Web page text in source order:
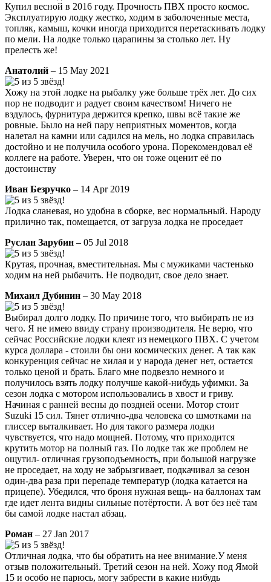
Купил весной в 2016 году. Прочность ПВХ просто космос.
Эксплуатирую лодку жестко, ходим в заболоченные места,
топляк, камыш, кочки иногда приходится перетаскивать лодку
по мели. На лодке только царапины за столько лет. Ну
прелесть же!
Анатолий – 15 May 2021
Хожу на этой лодке на рыбалку уже больше трёх лет. До сих
пор не подводит и радует своим качеством! Ничего не
вздулось, фурнитура держится крепко, швы всё такие же
ровные. Было на ней пару неприятных моментов, когда
налетал на камни или садился на мель, но лодка справилась
достойно и не получила особого урона. Порекомендовал её
коллеге на работе. Уверен, что он тоже оценит её по
достоинству
Иван Безручко – 14 Apr 2019
Лодка сланевая, но удобна в сборке, вес нормальный. Народу
прилично так, помещается, от загруза лодка не проседает
Руслан Зарубин – 05 Jul 2018
Крутая, прочная, вместительная. Мы с мужиками частенько
ходим на ней рыбачить. Не подводит, свое дело знает.
Михаил Дубинин – 30 May 2018
Выбирал долго лодку. По причине того, что выбирать не из
чего. Я не имею ввиду страну производителя. Не верю, что
сейчас Российские лодки клеят из немецкого ПВХ. С учетом
курса доллара - стоили бы они космических денег. А так как
конкуренция сейчас не хилая и у народа денег нет, остается
только ценой и брать. Благо мне подвезло немного и
получилось взять лодку получше какой-нибудь уфимки. За
сезон лодка с мотором использовались в хвост и гриву.
Начиная с ранней весны до поздней осени. Мотор стоит
Suzuki 15 сил. Тянет отлично-два человека со шмотками на
глиссер выталкивает. Но для такого размера лодки
чувствуется, что надо мощней. Потому, что приходится
крутить мотор на полный газ. По лодке так же проблем не
ощутил- отличная грузоподъемность, при большой нагрузке
не проседает, на ходу не забрызгивает, подкачивал за сезон
один-два раза при перепаде температур (лодка катается на
прицепе). Убедился, что броня нужная вещь- на баллонах там
где идет лента видны сильные потёртости. А вот без неё там
бы самой лодке настал абзац.
Роман – 27 Jan 2017
Отличная лодка, что бы обратить на нее внимание.У меня
отзыв положительный. Третий сезон на ней. Хожу под Ямой
15 и особо не парюсь, могу забрести в какие нибудь